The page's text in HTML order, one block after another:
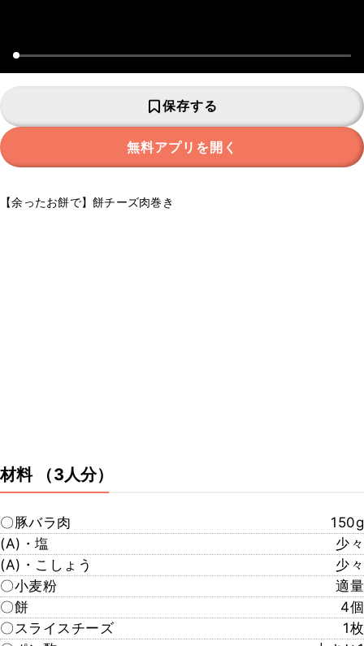
保存する
無料アプリを開く
【余ったお餅で】餅チーズ肉巻き
材料 （3人分）
〇豚バラ肉
150g
(A)・塩
少々
(A)・こしょう
少々
〇小麦粉
適量
〇餅
4個
〇スライスチーズ
1枚